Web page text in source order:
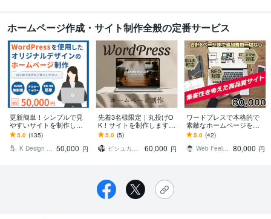
ホームページ作成・サイト制作全般の定番サービス
更新簡単！シンプルで見
やすいサイトを制作しま
す 現役デザイナー制作の
スタイリッシュなWebサ
イト制作
5.0 (135)
K Design _ webデザイン制作 50,000 円
先着3名様限定｜丸投げO
K！サイトを制作します
こだわりのデザイン×高速
表示×SEO対策
5.0 (5)
ピシュカWeb制作所
60,000 円
ワードプレスで本格的で
素敵なホームページを作
ります 素人のあなたでも
良い感じのホームページ
を持てますのでお気軽に
5.0 (42)
Web Feels ケイ 80,000 円